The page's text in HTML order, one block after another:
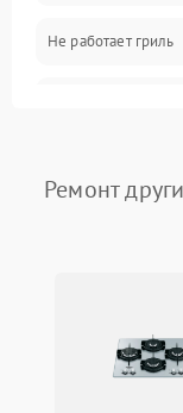
Не работает гриль
Появление запаха
Не работают
Ремонт